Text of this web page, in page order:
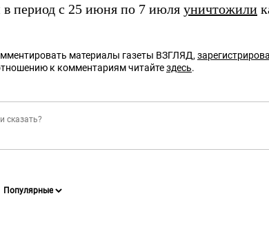
период с 25 июня по 7 июля уничтожили
материалы газеты ВЗГЛЯД,
к комментариям читайтездесь.